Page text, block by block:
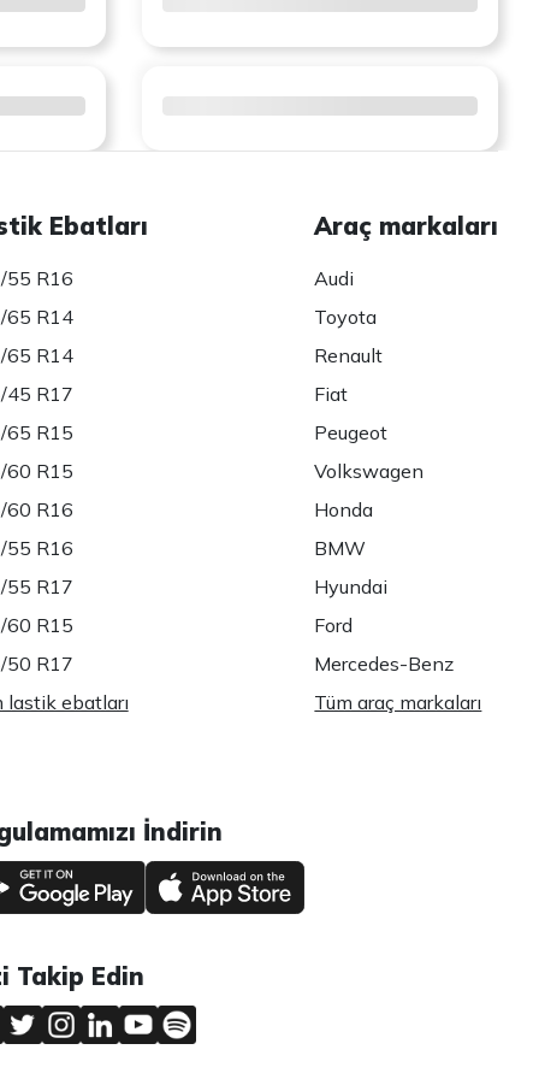
Ebatları
55 R16
65 R14
65 R14
45 R17
65 R15
60 R15
60 R16
55 R16
55 R17
60 R15
50 R17
lastik ebatları
Araç markaları
Audi
Toyota
Renault
Fiat
Peugeot
Volkswagen
Honda
BMW
Hyundai
Ford
Mercedes-Benz
Tüm araç markaları
İndirin
Takip Edin